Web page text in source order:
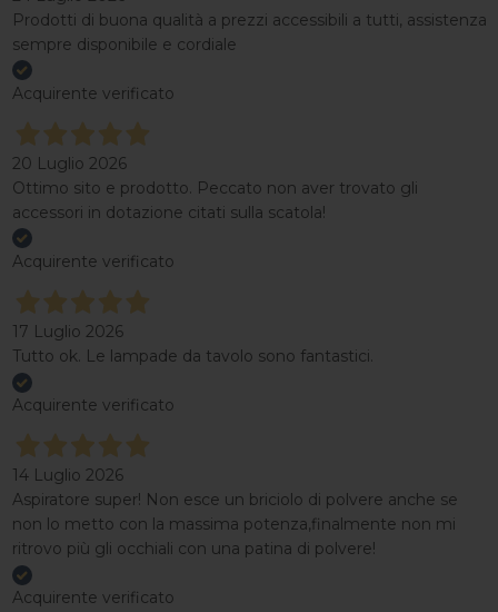
Prodotti di buona qualità a prezzi accessibili a tutti, assistenza
sempre disponibile e cordiale
Acquirente verificato
20 Luglio 2026
Ottimo sito e prodotto. Peccato non aver trovato gli
accessori in dotazione citati sulla scatola!
Acquirente verificato
17 Luglio 2026
Tutto ok. Le lampade da tavolo sono fantastici.
Acquirente verificato
14 Luglio 2026
Aspiratore super! Non esce un briciolo di polvere anche se
non lo metto con la massima potenza,finalmente non mi
ritrovo più gli occhiali con una patina di polvere!
Acquirente verificato